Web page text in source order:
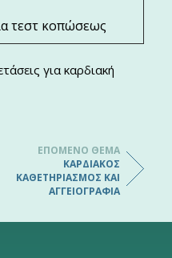
τεστ κοπώσεως
για καρδιακή
ΕΠΌΜΕΝΟ ΘΈΜΑ
ΚΑΡΔΙΑΚΌΣ
ΚΑΘΕΤΗΡΙΑΣΜΌΣ ΚΑΙ
ΑΓΓΕΙΟΓΡΑΦΊΑ